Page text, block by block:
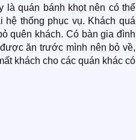
quán bánh khọt nên có thể
thống phục vụ. Khách quá
quên khách. Có bàn gia đình
ăn trước mình nên bỏ về,
khách cho các quán khác có